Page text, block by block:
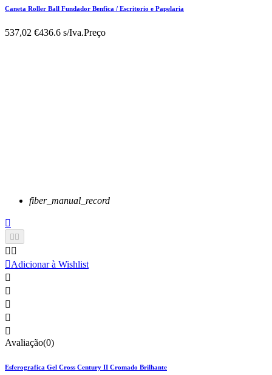
Caneta Roller Ball Fundador Benfica / Escritorio e Papelaria
537,02 €436.6 s/Iva.Preço
fiber_manual_record

 
 
Adicionar à Wishlist





Avaliação(0)
Esferografica Gel Cross Century II Cromado Brilhante